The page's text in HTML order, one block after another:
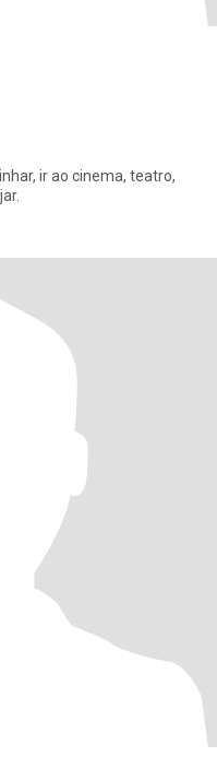
ir ao cinema, teatro,